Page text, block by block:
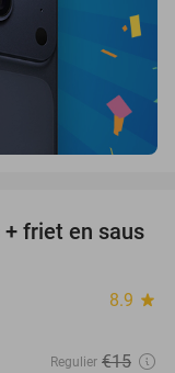
37%
friet en saus
8.9 star
Regulier €15